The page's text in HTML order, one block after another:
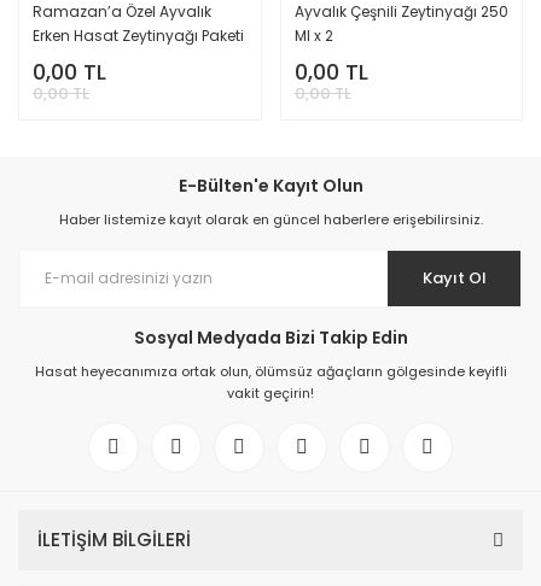
Ramazan’a Özel Ayvalık
Erken Hasat Zeytinyağı Paketi
0,00 TL
0,00 TL
Ayvalık Çeşnili Zeytinyağı 250
Ml x 2
0,00 TL
0,00 TL
E-Bülten'e Kayıt Olun
Haber listemize kayıt olarak en güncel haberlere erişebilirsiniz.
Kayıt Ol
Sosyal Medyada Bizi Takip Edin
Hasat heyecanımıza ortak olun, ölümsüz ağaçların gölgesinde keyifli
vakit geçirin!
İLETİŞİM BİLGİLERİ